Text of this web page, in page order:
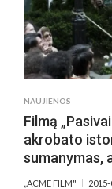
NAUJIENOS
Filmą
akrobato
sumanymas,
„ACME FILM"